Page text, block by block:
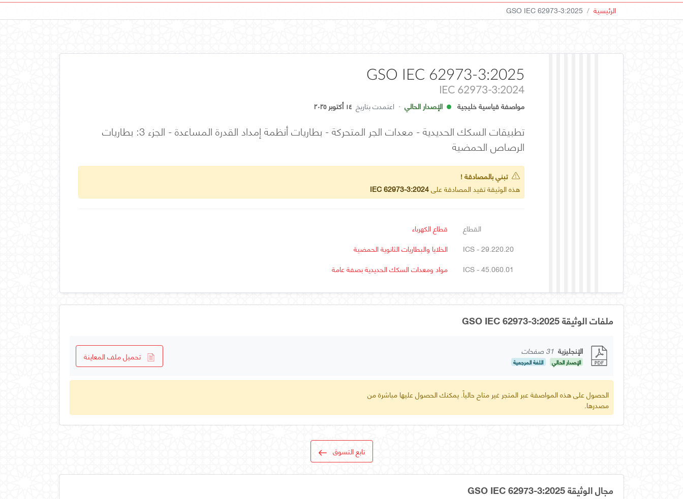
الرئيسية GSO IEC 62973-3:2025
GSO IEC 62973-3:2025
IEC 62973-3:2024
مواصفة قياسية خليجية الإصدار الحالي · اعتمدت بتاريخ ١٤ أكتوبر ٢٠٢٥
تطبيقات السكك الحديدية - معدات الجر المتحركة - بطاريات أنظمة إمداد القدرة المساعدة - الجزء 3: بطاريات
الرصاص الحمضية
تبني بالمصادقة !
هذه الوثيقة تفيد المصادقة علىIEC 62973-3:2024
القطاع
قطاع الكهرباء
ICS - 29.220.20
الخلايا والبطاريات الثانوية الحمضية
ICS - 45.060.01
مواد ومعدات السكك الحديدية بصفة عامة
ملفات الوثيقة GSO IEC 62973-3:2025
الإنجليزية 31 صفحات
الإصدار الحالي اللغة المرجعية تحميل ملف المعاينة
الحصول على هذه المواصفة عبر المتجر غير متاح حالياً. يمكنك الحصول عليها مباشرة من
مصدرها.
تابع التسوق
مجال الوثيقة GSO IEC 62973-3:2025